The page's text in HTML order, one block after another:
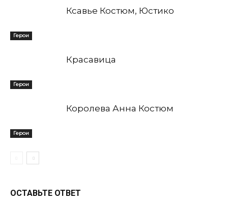
Герои
Ксавье Костюм, Юстико
Герои
Красавица
Герои
Королева Анна Костюм
ОСТАВЬТЕ ОТВЕТ